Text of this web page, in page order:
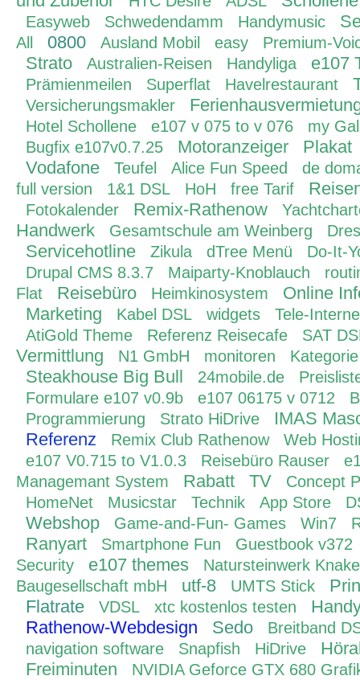
Easyweb Schwedendamm Handymusic
All 0800 Ausland Mobil easy Premium-
Strato Australien-Reisen Handyliga e107
Prämienmeilen Superflat Havelrestaurant
Versicherungsmakler
Hotel Schollene e107 v 075 to v 076
my
Bugfix e107v0.7.25
Motoranzeiger
Plakat
Vodafone
Teufel Alice Fun Speed
de
full version
1&1 DSL HoH free Tarif
Fotokalender Remix-Rathenow
Handwerk Gesamtschule am Weinberg
Servicehotline Zikula dTree Menü
Do-It-
Drupal CMS 8.3.7
Maiparty-Knoblauch
Flat
Reisebüro Heimkinosystem
Online
Marketing
Kabel DSL widgets
Tele-
AtiGold Theme
Referenz Reisecafe SAT
Vermittlung N1 GmbH monitoren Kategorie
Steakhouse Big Bull 24mobile.de
Formulare e107 v0.9b
e107 06175 v 0712
Programmierung
Strato HiDrive
IMAS
Referenz
Remix Club Rathenow
Web
e107 V0.715 to V1.0.3
Reisebüro Rauser
Managemant System
Rabatt TV
Concept P
HomeNet
Musicstar Technik App Store
Webshop Game-and-Fun- Games Win7
Ranyart Smartphone Fun
Guestbook v372
Security
e107 themes
Natursteinwerk Knake
Baugesellschaft mbH
utf-8 UMTS Stick
Flatrate
VDSL xtc kostenlos testen
Rathenow-Webdesign
Sedo
Breitband
navigation software
Snapfish HiDrive
Freiminuten
NVIDIA Geforce GTX 680